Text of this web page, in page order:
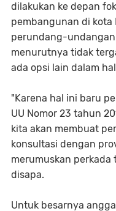
dilakukan ke depan
pembangunan di kota
perundang-
menurutnya tidak
ada opsi lain dalam
"Karena hal ini baru
UU Nomor 23 tahun
kita akan membuat
konsultasi dengan
merumuskan perkada
disapa.
Untuk besarnya